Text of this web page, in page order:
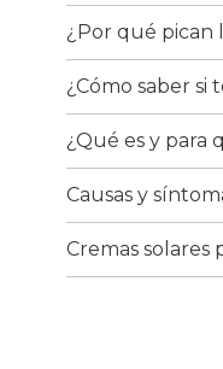
¿Por qué pican
¿Cómo saber si
¿Qué es y para
Causas y
Cremas solares